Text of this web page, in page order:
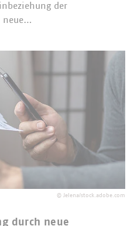
der
neue…
© Jelena/stock.adobe.com
durch neue